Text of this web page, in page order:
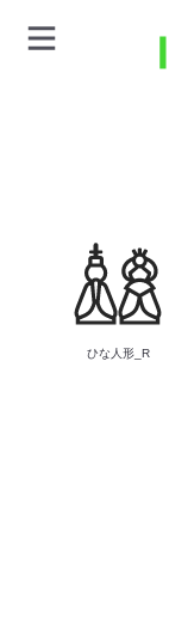
ひな人形_R